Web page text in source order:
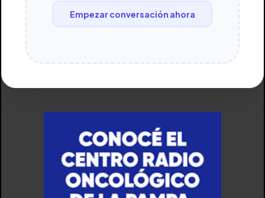
Empezar conversación ahora